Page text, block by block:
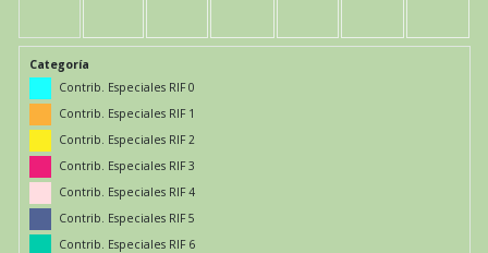
Categoría
Contrib. Especiales RIF 0
Contrib. Especiales RIF 1
Contrib. Especiales RIF 2
Contrib. Especiales RIF 3
Contrib. Especiales RIF 4
Contrib. Especiales RIF 5
Contrib. Especiales RIF 6